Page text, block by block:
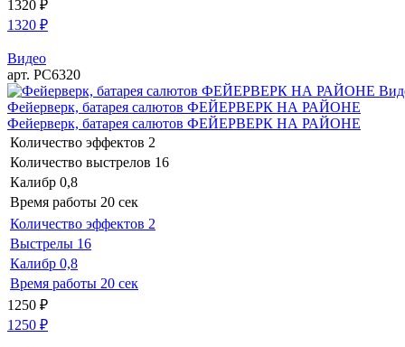
1320 ₽
1320 ₽
Видео
арт. РС6320
Фейерверк, батарея салютов ФЕЙЕРВЕРК НА РАЙОНЕ
Фейерверк, батарея салютов ФЕЙЕРВЕРК НА РАЙОНЕ
Количество эффектов 2
Количество выстрелов 16
Калибр 0,8
Время работы 20 сек
Количество эффектов 2
Выстрелы 16
Калибр 0,8
Время работы 20 сек
1250 ₽
1250 ₽